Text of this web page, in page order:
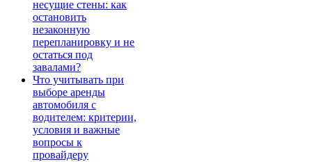
несущие стены: как
остановить
незаконную
перепланировку и не
остаться под
завалами?
Что учитывать при
выборе аренды
автомобиля с
водителем: критерии,
условия и важные
вопросы к
провайдеру